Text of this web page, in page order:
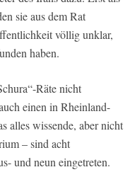
sie aus dem Rat
völlig unklar,
haben.
Räte nicht
einen in Rheinland-
alles wissende, aber nicht
– sind acht
und neun eingetreten.